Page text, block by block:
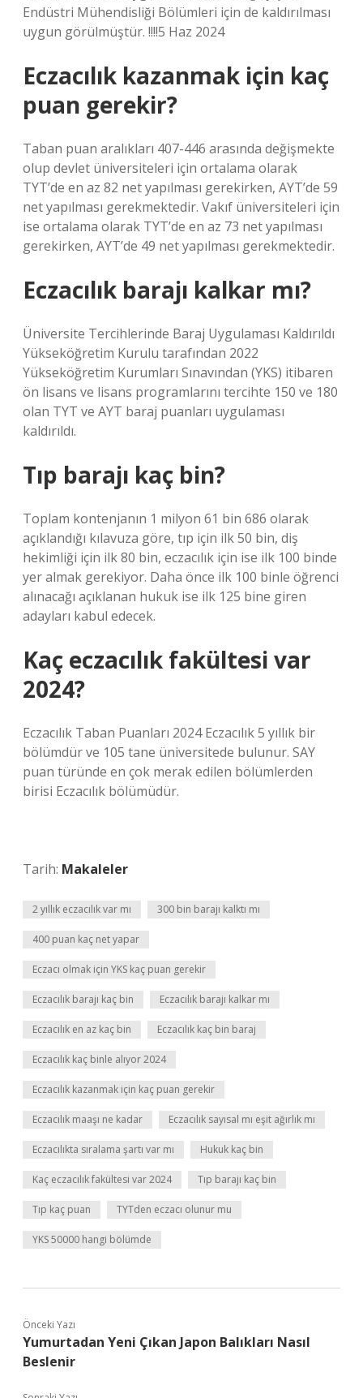
Endüstri Mühendisliği Bölümleri için de kaldırılması
uygun görülmüştür. !!!!5 Haz 2024
Eczacılık kazanmak için kaç
puan gerekir?
Taban puan aralıkları 407-446 arasında değişmekte
olup devlet üniversiteleri için ortalama olarak
TYT’de en az 82 net yapılması gerekirken, AYT’de 59
net yapılması gerekmektedir. Vakıf üniversiteleri için
ise ortalama olarak TYT’de en az 73 net yapılması
gerekirken, AYT’de 49 net yapılması gerekmektedir.
Eczacılık barajı kalkar mı?
Üniversite Tercihlerinde Baraj Uygulaması Kaldırıldı
Yükseköğretim Kurulu tarafından 2022
Yükseköğretim Kurumları Sınavından (YKS) itibaren
ön lisans ve lisans programlarını tercihte 150 ve 180
olan TYT ve AYT baraj puanları uygulaması
kaldırıldı.
Tıp barajı kaç bin?
Toplam kontenjanın 1 milyon 61 bin 686 olarak
açıklandığı kılavuza göre, tıp için ilk 50 bin, diş
hekimliği için ilk 80 bin, eczacılık için ise ilk 100 binde
yer almak gerekiyor. Daha önce ilk 100 binle öğrenci
alınacağı açıklanan hukuk ise ilk 125 bine giren
adayları kabul edecek.
Kaç eczacılık fakültesi var
2024?
Eczacılık Taban Puanları 2024 Eczacılık 5 yıllık bir
bölümdür ve 105 tane üniversitede bulunur. SAY
puan türünde en çok merak edilen bölümlerden
birisi Eczacılık bölümüdür.
Tarih: Makaleler
2 yıllık eczacılık var mı 300 bin barajı kalktı mı
400 puan kaç net yapar
Eczacı olmak için YKS kaç puan gerekir
Eczacılık barajı kaç bin Eczacılık barajı kalkar mı
Eczacılık en az kaç bin Eczacılık kaç bin baraj
Eczacılık kaç binle alıyor 2024
Eczacılık kazanmak için kaç puan gerekir
Eczacılık maaşı ne kadar Eczacılık sayısal mı eşit ağırlık mı
Eczacılıkta sıralama şartı var mı Hukuk kaç bin
Kaç eczacılık fakültesi var 2024 Tıp barajı kaç bin
Tıp kaç puan TYTden eczacı olunur mu
YKS 50000 hangi bölümde
Önceki Yazı
Yumurtadan Yeni Çıkan Japon Balıkları Nasıl
Beslenir